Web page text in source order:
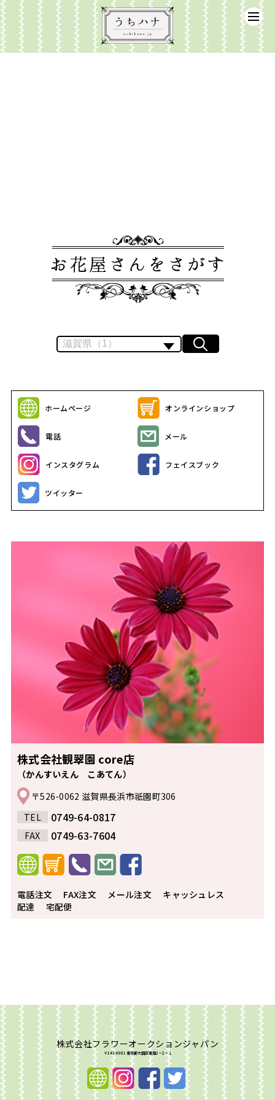
ホームページ オンラインショップ
電話 メール
インスタグラム フェイスブック
ツイッター
株式会社観翠園 core店
（かんすいえん こあてん）
〒526-0062 滋賀県長浜市祇園町306
TEL
0749-64-0817
FAX 0749-63-7604
電話注文 FAX注文 メール注文
キャッシュレス
配達
宅配便
株式会社フラワーオークションジャパン
〒143-0001 東京都大田区東海2－2－１